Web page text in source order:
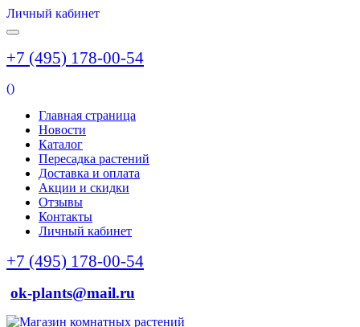
Личный кабинет
+7 (495) 178-00-54
()
Главная страница
Новости
Каталог
Пересадка растений
Доставка и оплата
Акции и скидки
Отзывы
Контакты
Личный кабинет
+7 (495) 178-00-54
ok-plants@mail.ru